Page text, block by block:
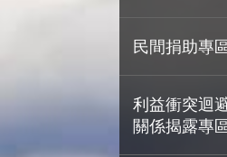
民間捐助專
利益衝突迴
關係揭露專